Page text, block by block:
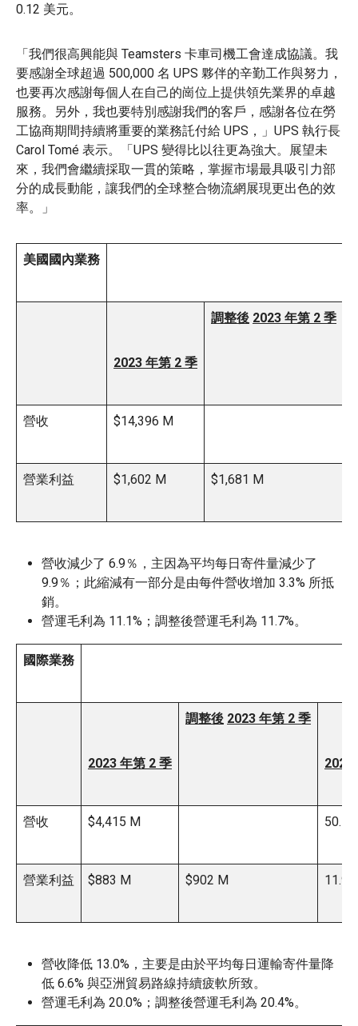
0.12 美元。
「我們很高興能與 Teamsters 卡車司機工會達成協議。我
要感謝全球超過 500,000 名 UPS 夥伴的辛勤工作與努力，
也要再次感謝每個人在自己的崗位上提供領先業界的卓越
服務。另外，我也要特別感謝我們的客戶，感謝各位在勞
工協商期間持續將重要的業務託付給 UPS，」UPS 執行長
Carol Tomé 表示。「UPS 變得比以往更為強大。展望未
來，我們會繼續採取一貫的策略，掌握市場最具吸引力部
分的成長動能，讓我們的全球整合物流網展現更出色的效
率。」
美國國內業務
2023 年第 2 季
調整後 2023 年第 2 季
營收 $14,396 M
營業利益 $1,602 M $1,681 M
營收減少了 6.9％，主因為平均每日寄件量減少了
9.9％；此縮減有一部分是由每件營收增加 3.3% 所抵
銷。
營運毛利為 11.1%；調整後營運毛利為 11.7%。
國際業務
2023 年第 2 季
調整後 2023 年第 2 季
2022
營收 $4,415 M
營業利益 $883 M $902 M
營收降低 13.0%，主要是由於平均每日運輸寄件量降
低 6.6% 與亞洲貿易路線持續疲軟所致。
營運毛利為 20.0%；調整後營運毛利為 20.4%。